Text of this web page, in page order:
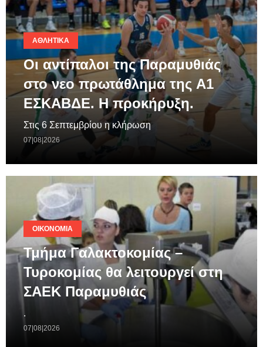
ΑΘΛΗΤΙΚΆ
Οι αντίπαλοι της Παραμυθιάς
στο νεο πρωτάθλημα της A1
ΕΣΚΑΒΔΕ. Η προκήρυξη.
Στις 6 Σεπτεμβρίου η κλήρωση
07|08|2026
ΟΙΚΟΝΟΜΊΑ
Τμήμα Γαλακτοκομίας –
Τυροκομίας θα λειτουργεί στη
ΣΑΕΚ Παραμυθιάς
.
07|08|2026